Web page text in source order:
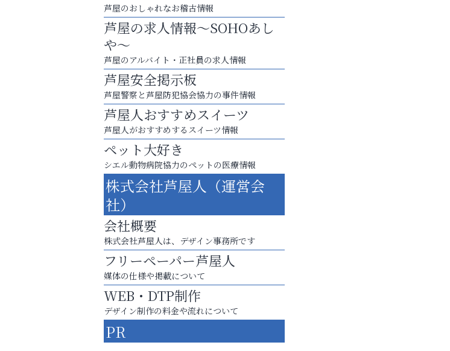
洋服お売りください！ 買取サービスは
出張・宅配・持ち込みすべて無料！
ラ・ミカ矯正歯科
芦屋のおしゃれなお稽古情報
芦屋の求人情報～SOHOあし
や～
芦屋のアルバイト・正社員の求人情報
芦屋安全掲示板
芦屋警察と芦屋防犯協会協力の事件情報
芦屋人おすすめスイーツ
芦屋人がおすすめするスイーツ情報
ペット大好き
シエル動物病院協力のペットの医療情報
株式会社芦屋人（運営会
社）
会社概要
株式会社芦屋人は、デザイン事務所です
フリーペーパー芦屋人
媒体の仕様や掲載について
WEB・DTP制作
デザイン制作の料金や流れについて
PR